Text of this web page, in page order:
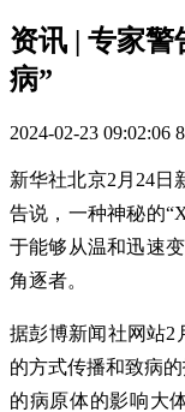
资讯 | 专家
病”
2024-02-23 09:02:06
新华社北京2月24日
告说，一种神秘的
于能够从温和迅速
角逐者。
据彭博新闻社网站2
的方式传播和致病
的病原体的影响大